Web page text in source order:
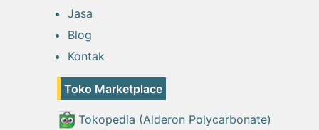
Jasa
Blog
Kontak
Toko Marketplace
Tokopedia (Alderon Polycarbonate)